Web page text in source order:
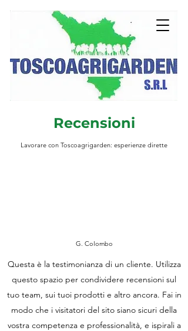
Recensioni
Lavorare con Toscoagrigarden: esperienze dirette
G. Colombo
Questa è la testimonianza di un cliente. Utilizza
questo spazio per condividere recensioni sul
tuo team, sui tuoi prodotti e altro ancora. Fai in
modo che i visitatori del sito siano sicuri della
vostra competenza e professionalità, e ispirali a